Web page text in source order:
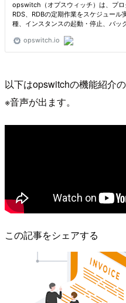
以下はopswitchの機能紹介
※音声が出ます。
この記事をシェアする